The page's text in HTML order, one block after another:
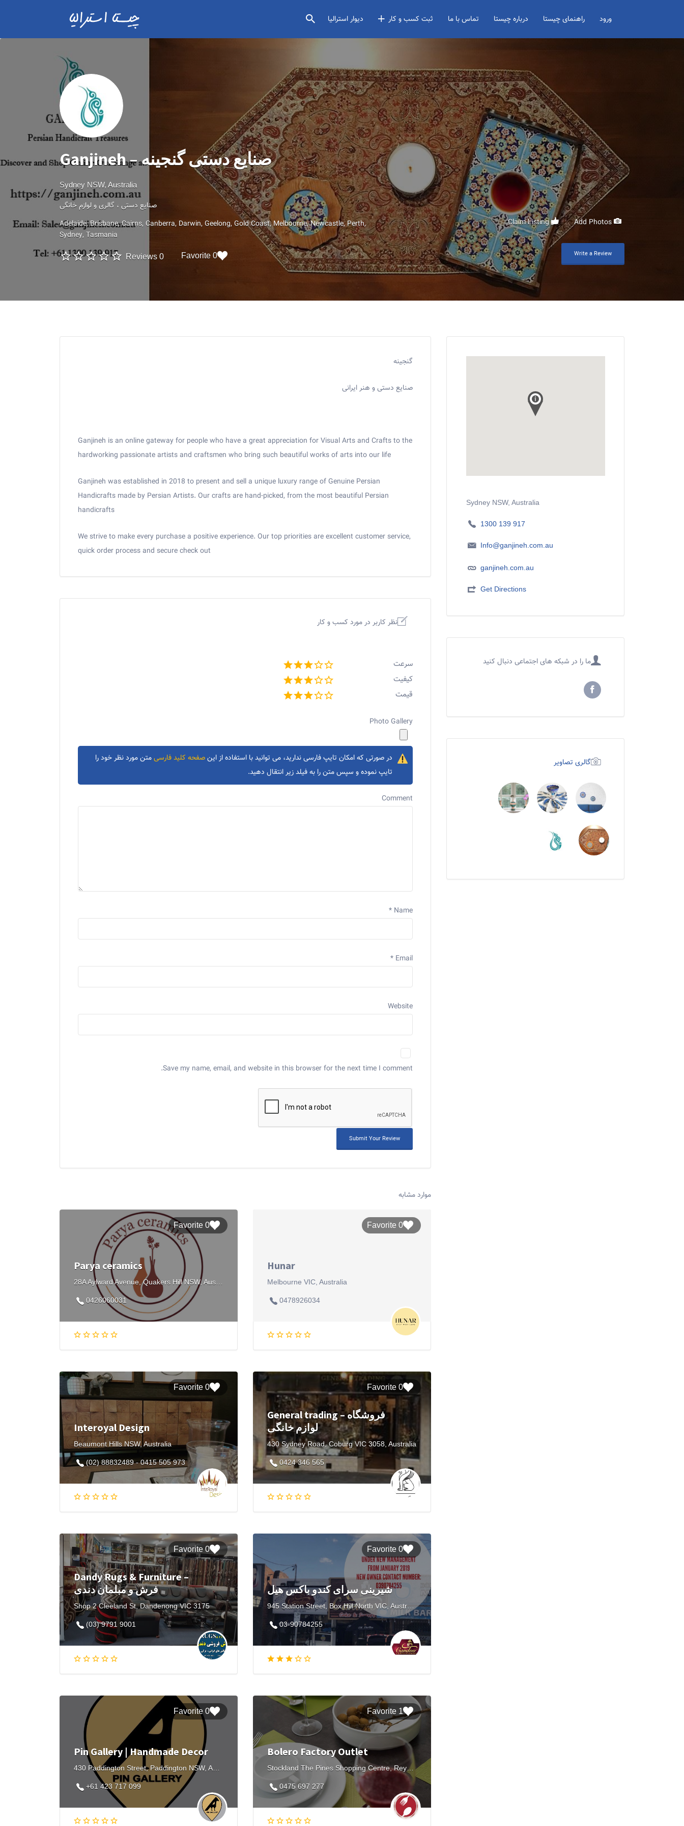
دیوار استرالیا ثبت کسب و کار تماس با ما درباره چیستا راهنمای چیستا ورود
Ganjineh – صنایع دستی گنجینه
Sydney NSW, Australia
صنایع دستی ، گالری و لوازم خانگی
Adelaide Brisbane Cairns Canberra Darwin Geelong Gold Coast Melbourne Newcastle Perth
Sydney Tasmania
0 Reviews 0 Favorite
Claim Listing
Write a Review
Sydney NSW, Australia
1300 139 917
Info@ganjineh.com.au
ganjineh.com.au
Get Directions
ما را در شبکه های اجتماعی دنبال کنید
گالری تصاویر
گنجینه
صنایع دستی و هنر ایرانی
Ganjineh is an online gateway for people who have a great appreciation for Visual Arts and Crafts to the
hardworking passionate artists and craftsmen who bring such beautiful works of arts into our life
Ganjineh was established in 2018 to present and sell a unique luxury range of Genuine Persian
Handicrafts made by Persian Artists. Our crafts are hand-picked, from the most beautiful Persian
handicrafts
We strive to make every purchase a positive experience. Our top priorities are excellent customer service,
quick order process and secure check out
نظر کاربر در مورد کسب و کار
سرعت
کیفیت
قیمت
Photo Gallery
در صورتی که امکان تایپ فارسی ندارید، می توانید با استفاده از اینصفحه کلید فارسیمتن مورد نظر خود را
تایپ نموده و سپس متن را به فیلد زیر انتقال دهید.
Comment
Name
*
Email
*
Website
Save my name, email, and website in this browser for the next time I comment.
موارد مشابه
0 Favorite
Parya ceramics
28A Aylward Avenue, Quakers Hill NSW, Australia
0426060031
0 Favorite
Hunar
Melbourne VIC, Australia
0478926034
0 Favorite
Interoyal Design
Beaumont Hills NSW, Australia
(02) 88832489 - 0415 505 973
0 Favorite
General trading – فروشگاه
لوازم خانگی
430 Sydney Road, Coburg VIC 3058, Australia
0424 346 565
0 Favorite
Dandy Rugs & Furniture –
فرش و مبلمان دندی
Shop 2 Cleeland St, Dandenong VIC 3175
(03) 9791 9001
0 Favorite
شیرینی سرای کندو باکس هیل
945 Station Street, Box Hill North VIC, Australia
03-90784255
0 Favorite
Pin Gallery | Handmade Decor
430 Paddington Street, Paddington NSW, Australia
+61 423 717 099
1 Favorite
Bolero Factory Outlet
Stockland The Pines Shopping Centre, Reynolds Road, Doncaster East VIC, Australia
0475 697 277